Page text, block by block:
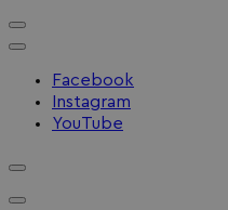
Facebook
Instagram
YouTube